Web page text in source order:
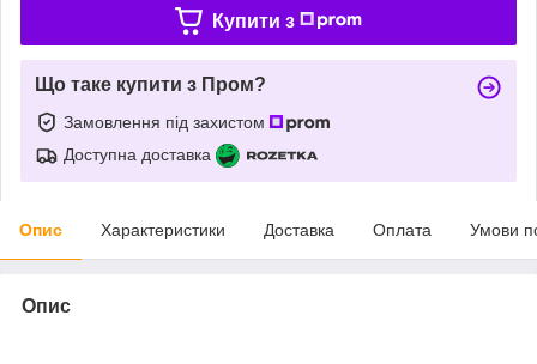
Купити з
Що таке купити з Пром?
Замовлення під захистом
Доступна доставка
Опис Характеристики Доставка Оплата Умови
Опис